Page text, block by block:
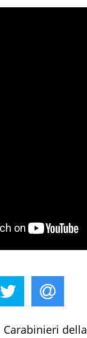
Carabinieri della